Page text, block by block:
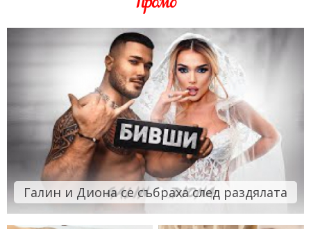
Промо
Галин и Диона се събраха след раздялата